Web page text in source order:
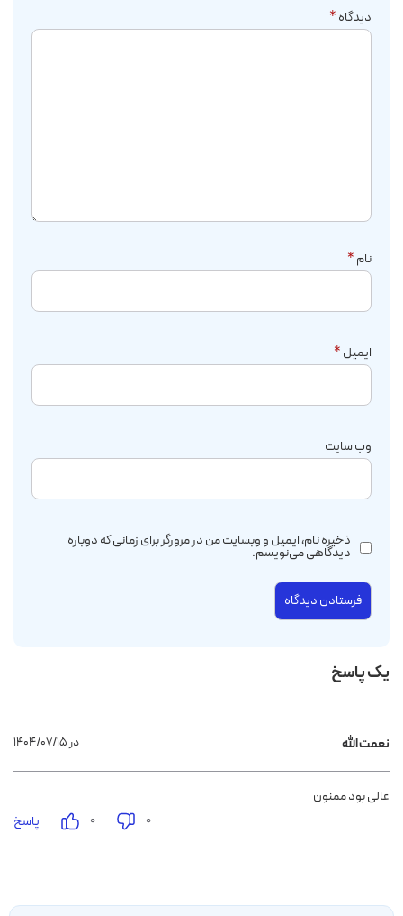
یک پاسخ
نعمت الله ۱۴۰۴/۰۷/۱۵ در
عالی بود ممنون
۰
۰ پاسخ
دیدگاه*
نام*
ایمیل*
وب‌ سایت
ذخیره نام، ایمیل و وبسایت من در مرورگر برای زمانی که دوباره
دیدگاهی می‌نویسم.